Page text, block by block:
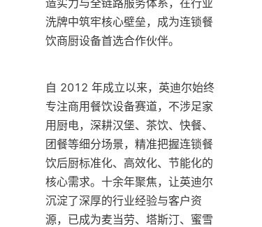
洗牌中筑牢核心壁垒，成为连锁餐
饮商厨设备首选合作伙伴。
自 2012 年成立以来，英迪尔始终
专注商用餐饮设备赛道，不涉足家
用厨电，深耕汉堡、茶饮、快餐、
团餐等细分场景，精准把握连锁餐
饮后厨标准化、高效化、节能化的
核心需求。十余年聚焦，让英迪尔
沉淀了深厚的行业经验与客户资
源，已成为麦当劳、塔斯汀、蜜雪